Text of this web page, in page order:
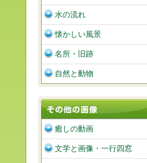
水の流れ
懐かしい風景
名所・旧跡
自然と動物
癒しの動画
文学と画像・一行四窓